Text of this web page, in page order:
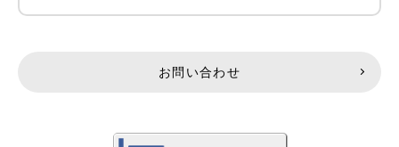
お問い合わせ